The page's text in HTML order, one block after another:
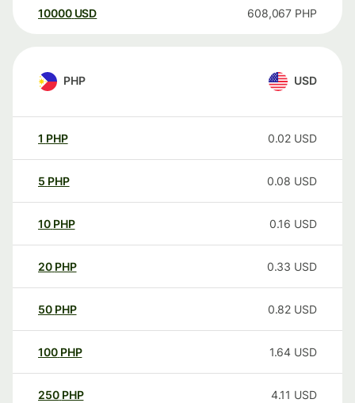
10000 USD 608,067 PHP
PHP USD
1 PHP 0.02 USD
5 PHP 0.08 USD
10 PHP 0.16 USD
20 PHP 0.33 USD
50 PHP 0.82 USD
100 PHP 1.64 USD
250 PHP 4.11 USD